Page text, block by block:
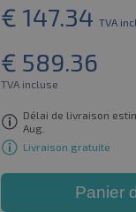
€ 147.34 TVA
€ 589.36
TVA incluse
Délai de livraison
Aug.
Livraison gratuite
Panier